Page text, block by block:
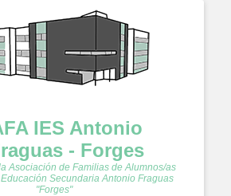
IES Antonio
- Forges
Asociación de Familias de Alumnos/as
Secundaria Antonio Fraguas
"Forges"